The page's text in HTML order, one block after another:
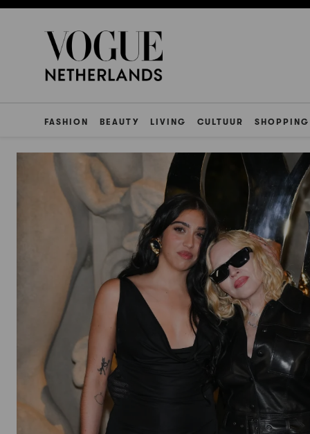
FASHION BEAUTY LIVING CULTUUR SHOPPING